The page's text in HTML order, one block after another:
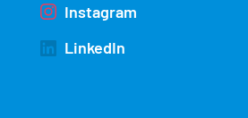
Instagram
LinkedIn